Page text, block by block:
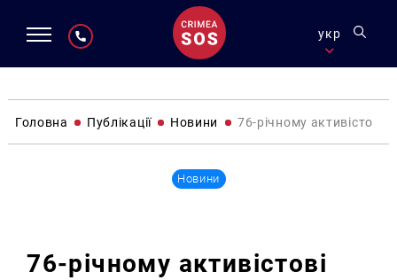
укр
Головна Публікації Новини 76-річному активістові
Новини
76-річному активістові